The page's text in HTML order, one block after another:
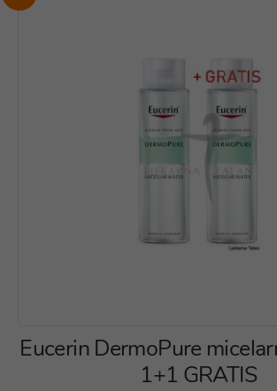
Eucerin DermoPure
1+1 GRATIS